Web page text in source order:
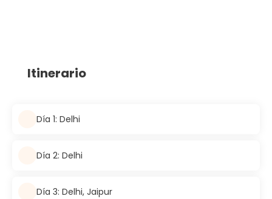
Itinerario
Día 1: Delhi
Día 2: Delhi
Día 3: Delhi, Jaipur